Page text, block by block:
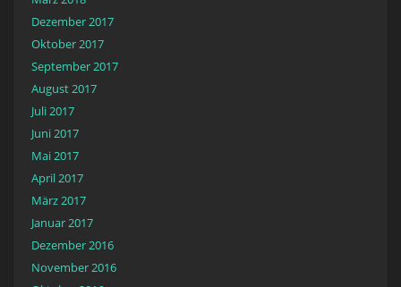
Dezember 2017
Oktober 2017
September 2017
August 2017
Juli 2017
Juni 2017
Mai 2017
April 2017
März 2017
Januar 2017
Dezember 2016
November 2016